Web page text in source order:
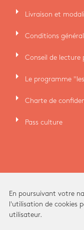
arrow_right Livraison et
arrow_right Conditions
arrow_right Conseil de lecture
arrow_right Le programme
arrow_right Charte de
arrow_right Pass culture
En poursuivant votre
l'utilisation de cookies
utilisateur.